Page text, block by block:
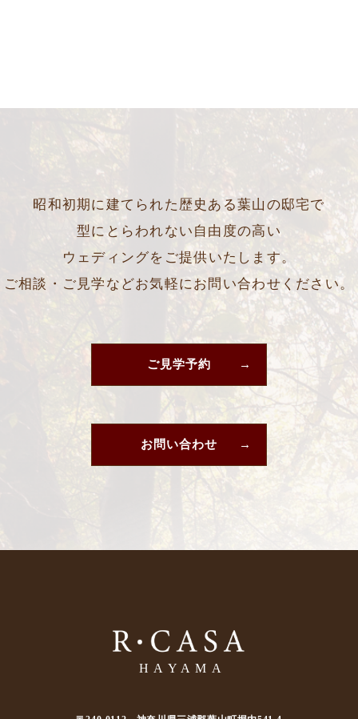
昭和初期に建てられた歴史ある葉山の邸宅で
型にとらわれない自由度の高い
ウェディングをご提供いたします。
ご相談・ご見学などお気軽にお問い合わせください。
ご見学予約
お問い合わせ